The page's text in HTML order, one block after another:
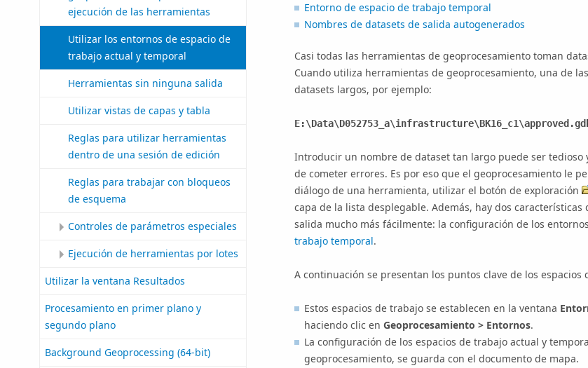
ejecución de las herramientas
Utilizar los entornos de espacio de
trabajo actual y temporal
Herramientas sin ninguna salida
Utilizar vistas de capas y tabla
Reglas para utilizar herramientas
dentro de una sesión de edición
Reglas para trabajar con bloqueos
de esquema
Controles de parámetros especiales
Ejecución de herramientas por lotes
Utilizar la ventana Resultados
Procesamiento en primer plano y
segundo plano
Background Geoprocessing (64-bit)
Entorno de espacio de trabajo temporal
Nombres de datasets de salida autogenerados
Casi todas las herramientas de geoprocesamiento toman
Cuando utiliza herramientas de geoprocesamiento, una de
datasets largos, por ejemplo:
Introducir un nombre de dataset tan largo puede ser
de cometer errores. Es por eso que el geoprocesamiento le
diálogo de una herramienta, utilizar el botón de exploración
capa de la lista desplegable. Además, hay dos
salida mucho más fácilmente: la configuración de los
trabajo temporal.
A continuación se presentan los puntos clave de los
Estos espacios de trabajo se establecen en la ventana
haciendo clic en Geoprocesamiento > Entornos.
La configuración de los espacios de trabajo actual y
geoprocesamiento, se guarda con el documento de mapa.